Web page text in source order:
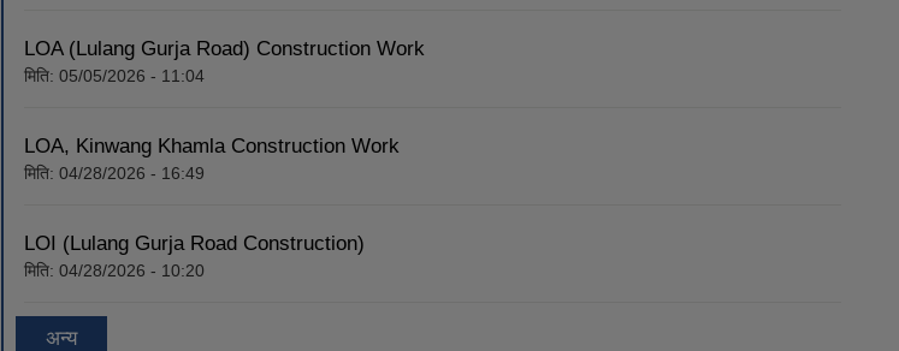
LOA (Lulang Gurja Road) Construction Work
मिति: 05/05/2026 - 11:04
LOA, Kinwang Khamla Construction Work
मिति: 04/28/2026 - 16:49
LOI (Lulang Gurja Road Construction)
मिति: 04/28/2026 - 10:20
अन्य